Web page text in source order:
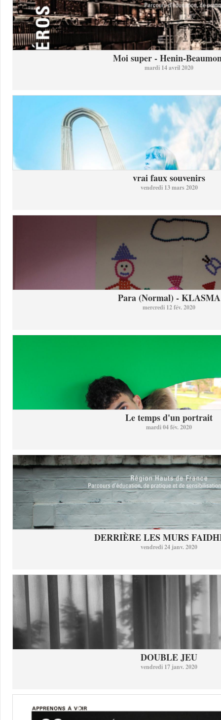
Moi super - Henin-
mardi 14 avril 2020
vrai faux souvenirs
vendredi 13 mars 2020
Para (Normal) - KLASMA
mercredi 12 fév. 2020
Le temps d'un portrait
mardi 04 fév. 2020
DERRIÈRE LES MURS
vendredi 24 janv. 2020
DOUBLE JEU
vendredi 17 janv. 2020